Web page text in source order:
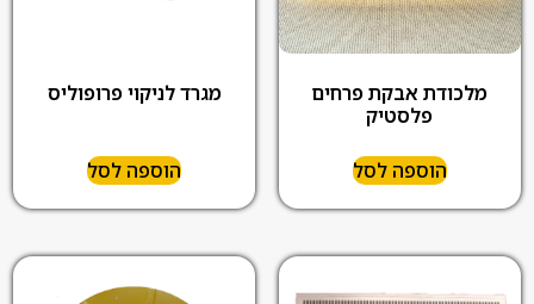
מלכודת אבקת פרחים
פלסטיק
הוספה לסל
מגרד לניקוי פרופוליס
הוספה לסל